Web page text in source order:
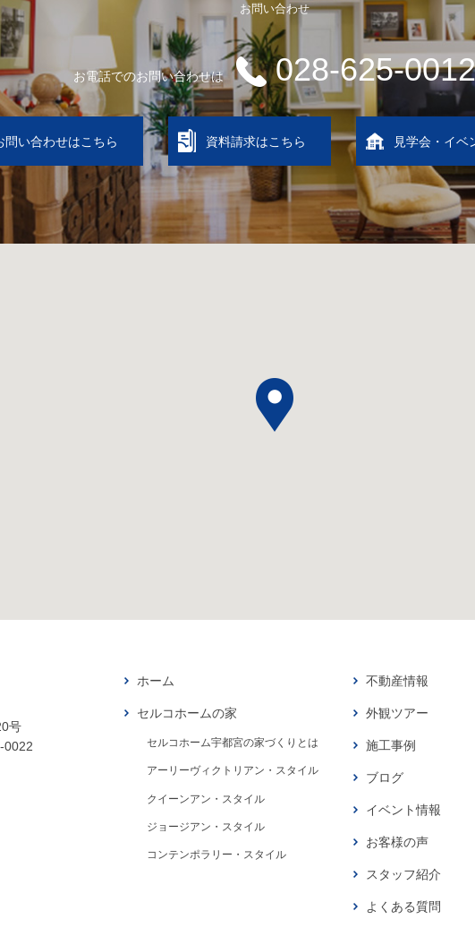
お問い合わせ
お電話でのお問い合わせは 028-625-0012
問い合わせはこちら 資料請求はこちら 見学会・イベ
ホーム
セルコホームの家
セルコホーム宇都宮の家づくりとは
アーリーヴィクトリアン・スタイル
クイーンアン・スタイル
ジョージアン・スタイル
コンテンポラリー・スタイル
不動産情報
外観ツアー
施工事例
ブログ
イベント情報
お客様の声
スタッフ紹介
よくある質問
号
0022